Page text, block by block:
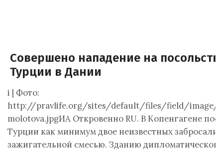
Совершено нападение на
Турции в Дании
i | Фото:
http://pravlife.org/sites/default/files/field/image/
molotova.jpgИА Откровенно RU. В Копенгагене
Турции как минимум двое неизвестных забросали
зажигательной смесью. Зданию дипломатического